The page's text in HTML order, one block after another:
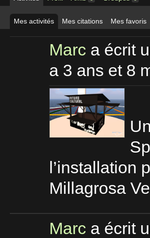
Mes activités Mes citations Mes favoris
Marc a écrit
a 3 ans et 8
l’installation
Millagrosa
Marc a écrit